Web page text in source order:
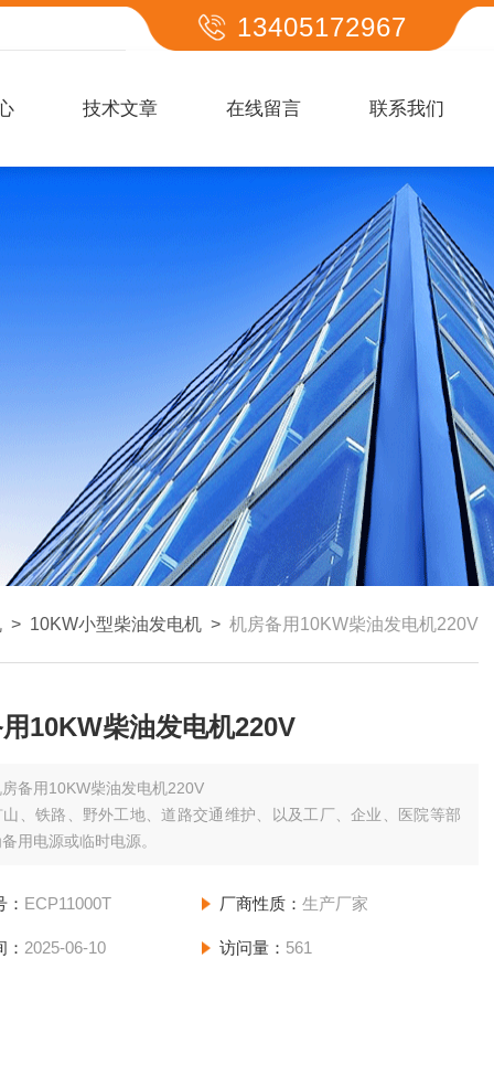
13405172967
技术文章 在线留言 联系我们
> 10KW小型柴油发电机 > 机房备用10KW柴油发电机220V
10KW柴油发电机220V
备用10KW柴油发电机220V
、铁路、野外工地、道路交通维护、以及工厂、企业、医院等部
用电源或临时电源。
ECP11000T 厂商性质： 生产厂家
2025-06-10 访问量： 561